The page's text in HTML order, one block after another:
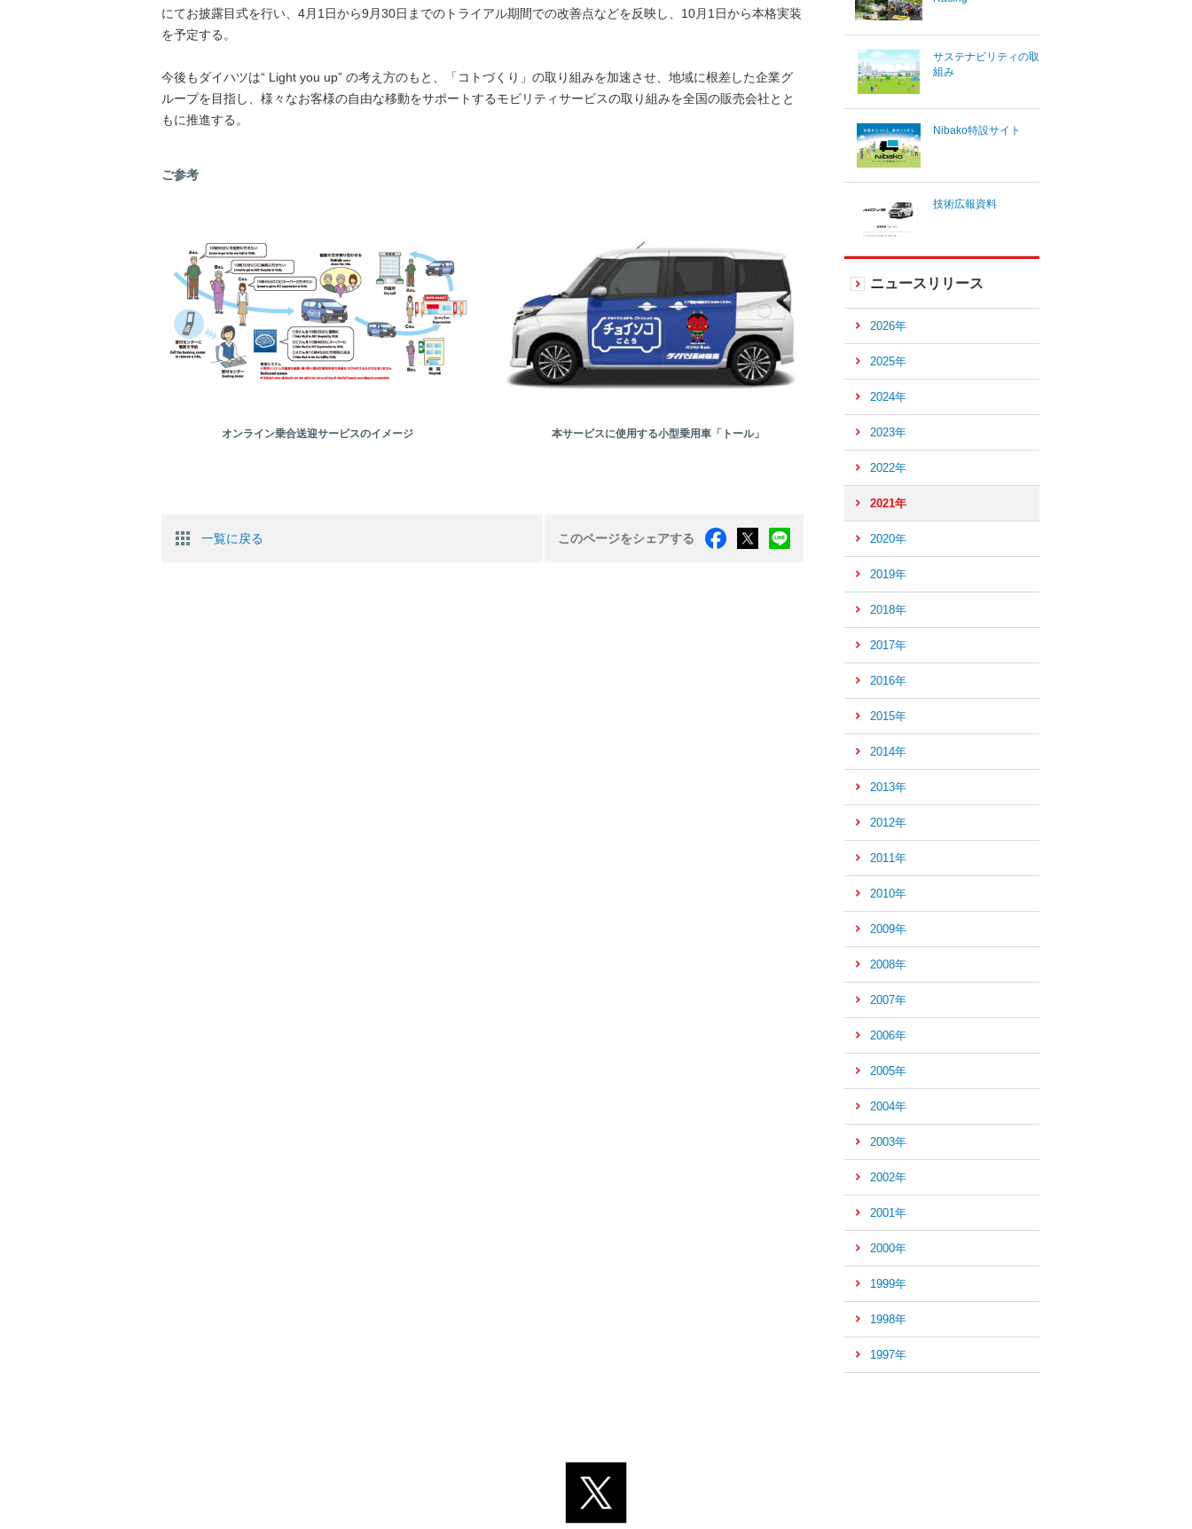
にてお披露目式を行い、4月1日から9月30日までのトライアル期間での改善点などを反映し、10月1日から本格実装
を予定する。
今後もダイハツは“ Light you up” の考え方のもと、「コトづくり」の取り組みを加速させ、地域に根差した企業グ
ループを目指し、様々なお客様の自由な移動をサポートするモビリティサービスの取り組みを全国の販売会社とと
もに推進する。
ご参考
オンライン乗合送迎サービスのイメージ 本サービスに使用する小型乗用車「トール」
一覧に戻る このページをシェアする
サステナビリティの取
組み
Nibako特設サイト
技術広報資料
ニュースリリース
2026年
2025年
2024年
2023年
2022年
2021年
2020年
2019年
2018年
2017年
2016年
2015年
2014年
2013年
2012年
2011年
2010年
2009年
2008年
2007年
2006年
2005年
2004年
2003年
2002年
2001年
2000年
1999年
1998年
1997年